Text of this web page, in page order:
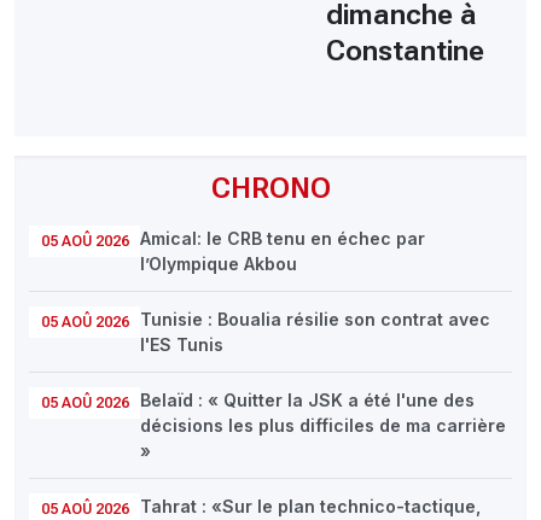
CHRONO
05 AOÛ 2026
Amical: le CRB tenu en échec par
l’Olympique Akbou
05 AOÛ 2026
Tunisie : Boualia résilie son contrat avec
l'ES Tunis
05 AOÛ 2026
Belaïd : « Quitter la JSK a été l'une des
décisions les plus difficiles de ma carrière
»
05 AOÛ 2026
Tahrat : «Sur le plan technico-tactique,
dimanche à
Constantine